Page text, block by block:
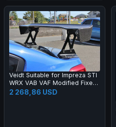
Veidt Suitable for Impreza STI
WRX VAB VAF Modified Fixed
Wing EUR Model Carbon Fiber
GT Large Spoiler
2 268,86 USD